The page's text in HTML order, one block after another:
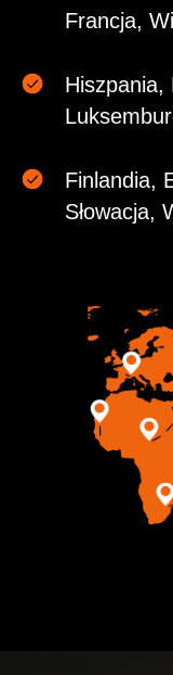
Francja,
Hiszpania,
Finlandia,
Słowacja,